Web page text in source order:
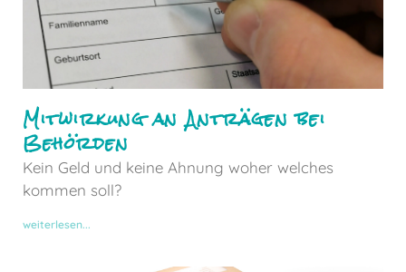
Mitwirkung an Anträgen bei
Behörden
Kein Geld und keine Ahnung woher welches
kommen soll?
weiterlesen...